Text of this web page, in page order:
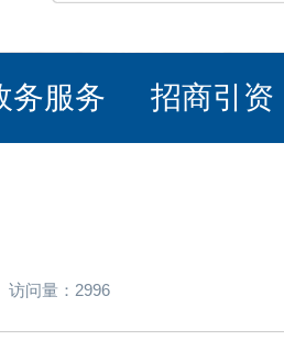
务服务 招商引资
访问量：2996